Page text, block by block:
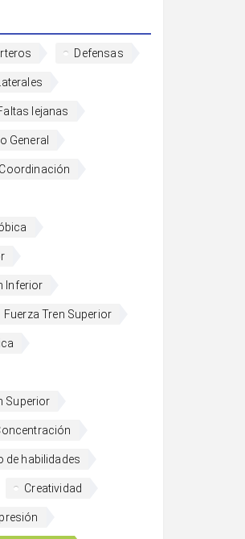
Defensas
Laterales
lejanas
General
Coordinación
Inferior
Fuerza Tren Superior
Superior
de habilidades
Creatividad